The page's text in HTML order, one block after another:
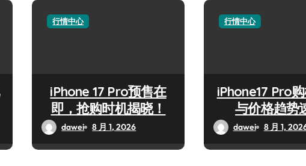
行情中心
iPhone 17 Pro预售在
即，抢购时机揭晓！
dawei 8 月 1, 2026
行情中心
iPhone17 Pro
与价格趋势
dawei 8 月 1,